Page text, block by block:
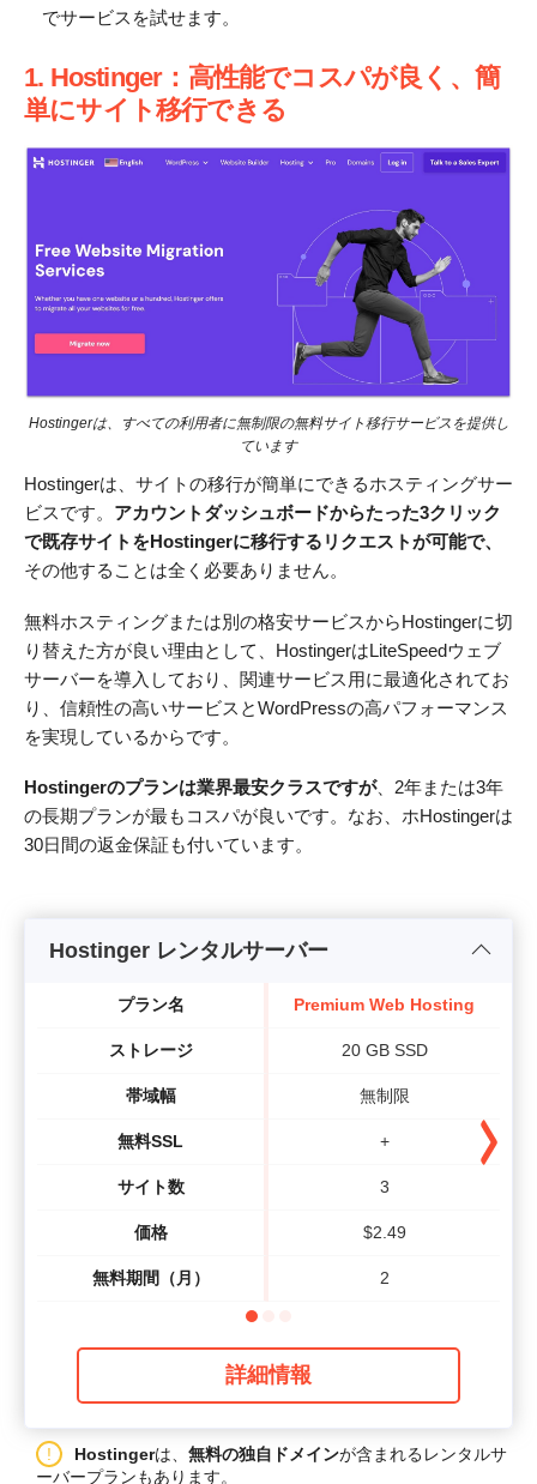
でサービスを試せます。
1. Hostinger：高性能でコスパが良く、簡
単にサイト移行できる
Hostingerは、すべての利用者に無制限の無料サイト移行サービスを提供し
ています
Hostingerは、サイトの移行が簡単にできるホスティングサー
ビスです。 アカウントダッシュボードからたった3クリック
で既存サイトをHostingerに移行するリクエストが可能で、
その他することは全く必要ありません。
無料ホスティングまたは別の格安サービスからHostingerに切
り替えた方が良い理由として、HostingerはLiteSpeedウェブ
サーバーを導入しており、関連サービス用に最適化されてお
り、信頼性の高いサービスとWordPressの高パフォーマンス
を実現しているからです。
Hostingerのプランは業界最安クラスですが、2年または3年
の長期プランが最もコスパが良いです。なお、ホHostingerは
30日間の返金保証も付いています。
Hostinger レンタルサーバー
プラン名
ストレージ
帯域幅
無料SSL
サイト数
価格
無料期間（月）
Premium Web Hosting
20 GB SSD
無制限
+
3
$2.49
2
詳細情報
Hostingerは、 無料の独自ドメインが含まれるレンタルサ
ーバープランもあります。